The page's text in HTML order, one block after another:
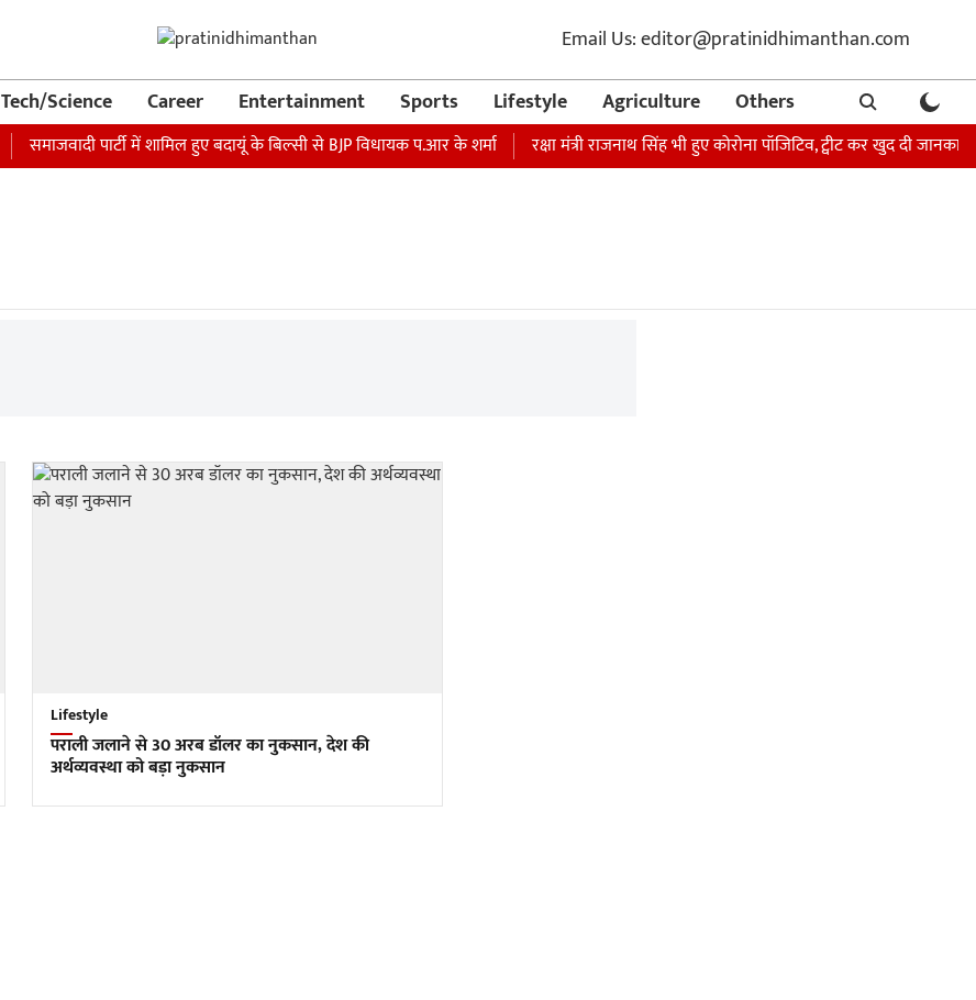
Email Us: editor@pratinidhimanthan.com
Tech/Science Career Entertainment Sports Lifestyle Agriculture Others
समाजवादी पार्टी में शामिल हुए बदायूं के बिल्सी से BJP विधायक प.आर के शर्मा रक्षा मंत्री राजनाथ सिंह भी हुए कोरोना पॉजिटिव, ट्वीट कर खुद दी जानकारी
Lifestyle
पराली जलाने से 30 अरब डॉलर का नुकसान, देश की
अर्थव्यवस्था को बड़ा नुकसान